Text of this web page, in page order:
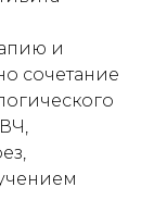
и
сочетание